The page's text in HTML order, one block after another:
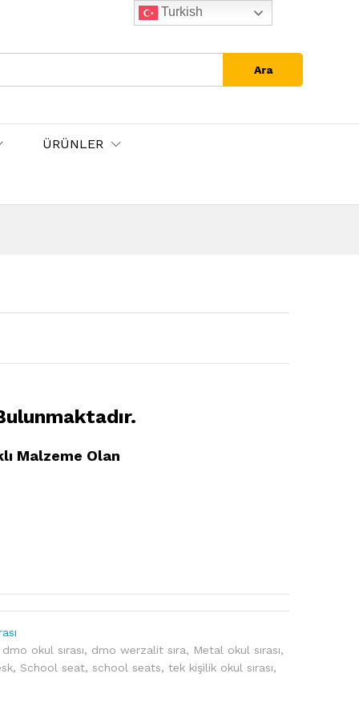
Ara
ÜRÜNLER
Malzeme Olan
dmo okul sırası, dmo werzalit sıra, Metal okul sırası,
,School seat,school seats,tek kişilik okul sırası,
Turkish